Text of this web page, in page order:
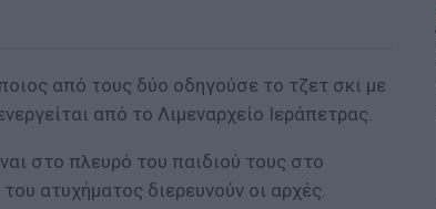
από τους δύο οδηγούσε το τζετ σκι με
από το Λιμεναρχείο Ιεράπετρας.
στο πλευρό του παιδιού τους στο
ατυχήματος διερευνούν οι αρχές.